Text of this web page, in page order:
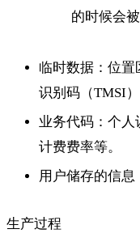
的时候会被
临时数据：位
识别码（TMSI
业务代码：个人
计费费率等。
用户储存的信息
生产过程